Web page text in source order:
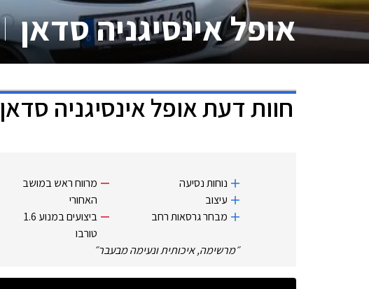
אופל אינסיגניה סדאן
חוות דעתאופל אינסיגניה סדאן
נוחות נסיעה
עיצוב
מבחר גרסאות רחב
מרווח ראש במושב
האחורי
ביצועים במנוע 1.6
טורבו
״מרשימה, איכותית ונעימה מבעבר״